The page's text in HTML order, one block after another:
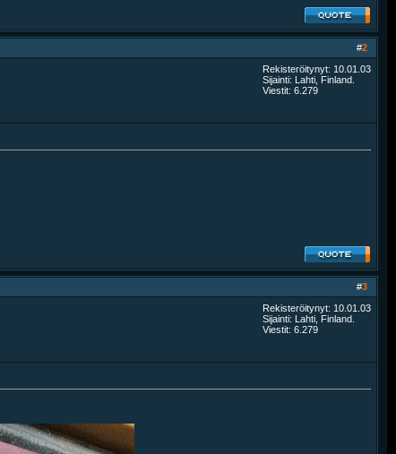
#2
Rekisteröitynyt: 10.01.03
Sijainti: Lahti, Finland.
Viestit: 6.279
#3
Rekisteröitynyt: 10.01.03
Sijainti: Lahti, Finland.
Viestit: 6.279